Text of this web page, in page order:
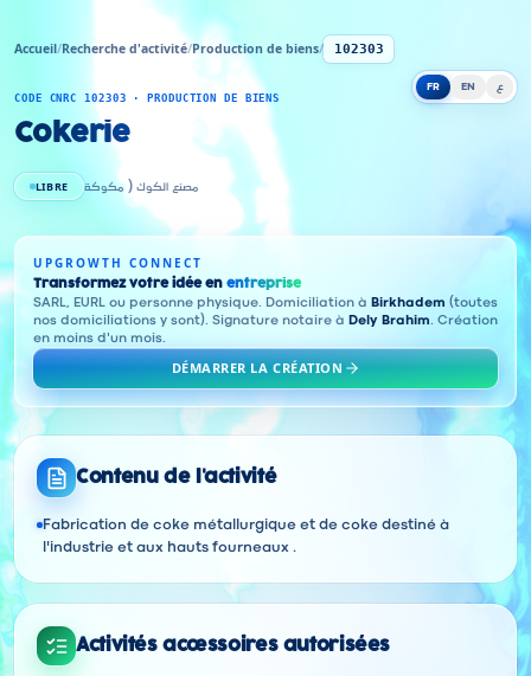
FR EN ع
Accueil/Recherche d'activité/Production de biens/ 102303
CODE CNRC 102303 · PRODUCTION DE BIENS
Cokerie
LIBRE مصنع الكوك ( مكوكة
UPGROWTH CONNECT
Transformez votre idée en entreprise
SARL, EURL ou personne physique. Domiciliation à Birkhadem (toutes
nos domiciliations y sont). Signature notaire à Dely Brahim. Création
en moins d'un mois.
DÉMARRER LA CRÉATION
Contenu de l'activité
Fabrication de coke métallurgique et de coke destiné à
l'industrie et aux hauts fourneaux .
Activités accessoires autorisées